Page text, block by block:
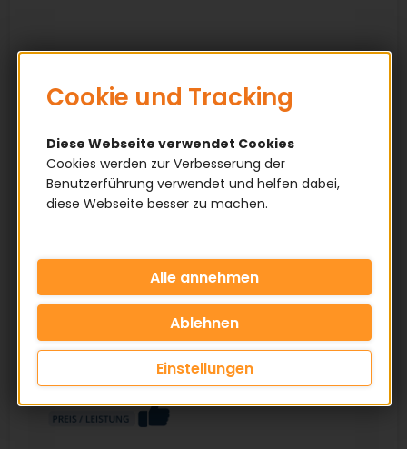
Cookie und Tracking
Diese Webseite verwendet Cookies
Cookies werden zur Verbesserung der
Benutzerführung verwendet und helfen dabei,
diese Webseite besser zu machen.
Einstellungen